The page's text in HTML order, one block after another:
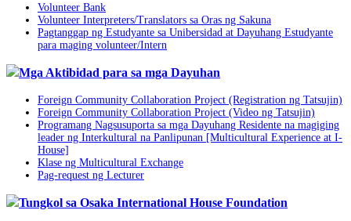
Volunteer Bank
Volunteer Interpreters/Translators sa Oras ng Sakuna
Pagtanggap ng Estudyante sa Unibersidad at Dayuhang Estudyante
para maging volunteer/Intern
Mga Aktibidad para sa mga Dayuhan
Foreign Community Collaboration Project (Registration ng Tatsujin)
Foreign Community Collaboration Project (Video ng Tatsujin)
Programang Nagsusuporta sa mga Dayuhang Residente na magiging
leader ng Interkultural na Panlipunan [Multicultural Experience at I-
House]
Klase ng Multicultural Exchange
Pag-request ng Lecturer
Tungkol sa Osaka International House Foundation